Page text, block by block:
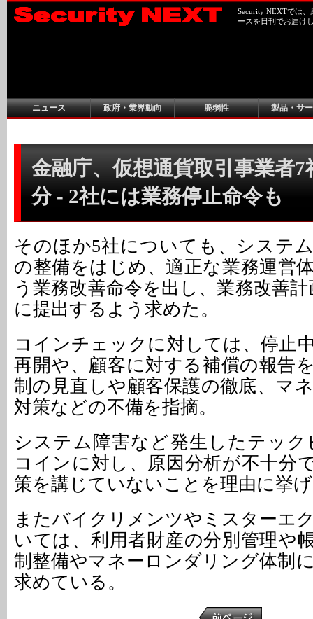
Security NEXTでは
ースを日刊でお届け
ニュース 政府・業界動向 脆弱性 製品・サ
金融庁、仮想通貨取引事業者7
分 - 2社には業務停止命令も
そのほか5社についても、システ
の整備をはじめ、適正な業務運営
う業務改善命令を出し、業務改善
に提出するよう求めた。
コインチェックに対しては、停止
再開や、顧客に対する補償の報告
制の見直しや顧客保護の徹底、マ
対策などの不備を指摘。
システム障害など発生したテック
コインに対し、原因分析が不十分
策を講じていないことを理由に挙
またバイクリメンツやミスターエ
いては、利用者財産の分別管理や
制整備やマネーロンダリング体制
求めている。